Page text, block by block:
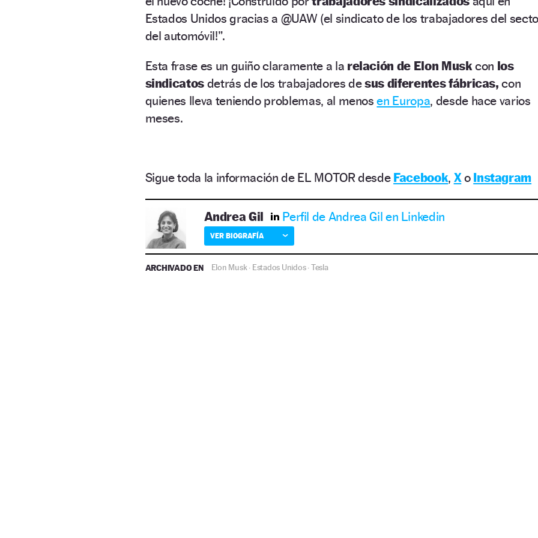
Estados Unidos gracias a @UAW (el sindicato de los trabajadores del
del automóvil!”.
Esta frase es un guiño claramente a la relación de Elon Musk con los
sindicatos detrás de los trabajadores desus diferentes fábricas,con
quienes lleva teniendo problemas, al menosen Europa, desde hace varios
meses.
Sigue toda la información de EL MOTOR desde Facebook, Xo Instagram
Andrea Gil Perfil de Andrea Gil en Linkedin
VER BIOGRAFÍA
ARCHIVADO EN Elon Musk· Estados Unidos·Tesla